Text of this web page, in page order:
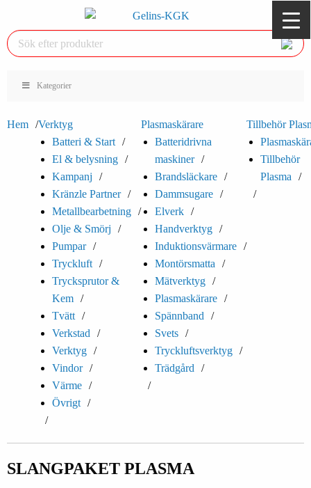
Kategorier
Hem
Verktyg
Batteri & Start
El & belysning
Kampanj
Kränzle Partner
Metallbearbetning
Olje & Smörj
Pumpar
Tryckluft
Trycksprutor &
Kem
Tvätt
Verkstad
Verktyg
Vindor
Värme
Övrigt
Plasmaskärare
Batteridrivna
maskiner
Brandsläckare
Dammsugare
Elverk
Handverktyg
Induktionsvärmare
Montörsmatta
Mätverktyg
Plasmaskärare
Spännband
Svets
Tryckluftsverktyg
Trädgård
Tillbehör
Tillbehör
Plasma
SLANGPAKET PLASMA